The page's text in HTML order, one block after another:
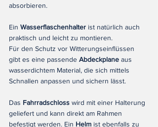
absorbieren.
Ein Wasserflaschenhalter ist natürlich auch
praktisch und leicht zu montieren.
Für den Schutz vor Witterungseinflüssen
gibt es eine passende Abdeckplane aus
wasserdichtem Material, die sich mittels
Schnallen anpassen und sichern lässt.
Das Fahrradschloss wird mit einer Halterung
geliefert und kann direkt am Rahmen
befestigt werden. Ein Helm ist ebenfalls zu